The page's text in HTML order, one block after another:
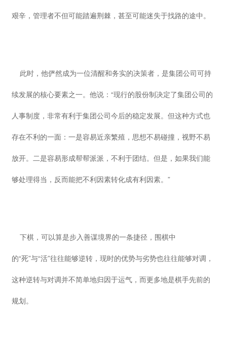
艰辛，管理者不但可能踏遍荆棘，甚至可能迷失于找路的途中。
此时，他俨然成为一位清醒和务实的决策者，是集团公司可持
续发展的核心要素之一。他说：“现行的股份制决定了集团公司的
人事制度，非常有利于集团公司今后的稳定发展。但这种方式也
存在不利的一面：一是容易近亲繁殖，思想不易碰撞，视野不易
放开。二是容易形成帮帮派派，不利于团结。但是，如果我们能
够处理得当，反而能把不利因素转化成有利因素。”
下棋，可以算是步入善谋境界的一条捷径，围棋中
的“死”与“活”往往能够逆转，现时的优势与劣势也往往能够对调，
这种逆转与对调并不简单地归因于运气，而更多地是棋手先前的
规划。